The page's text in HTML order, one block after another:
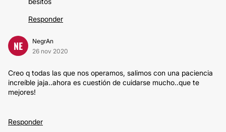
Responder
NE
NegrAn
26 nov 2020
Creo q todas las que nos operamos, salimos con una paciencia
increíble jaja..ahora es cuestión de cuidarse mucho..que te
mejores!
Responder